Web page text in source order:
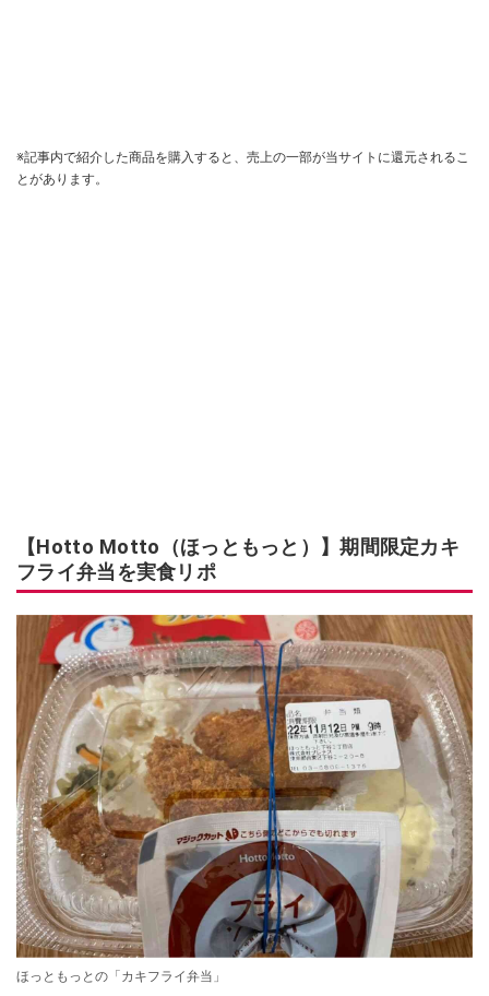
※記事内で紹介した商品を購入すると、売上の一部が当サイトに還元されるこ
とがあります。
【Hotto Motto（ほっともっと）】期間限定カキ
フライ弁当を実食リポ
ほっともっとの「カキフライ弁当」